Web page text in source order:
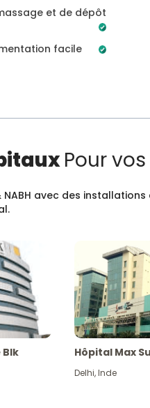
et de dépôt
facile
Pour
avec des
Blk Hôpital Max
Delhi,Inde